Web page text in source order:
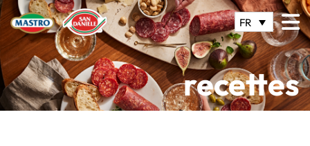
FR
recettes